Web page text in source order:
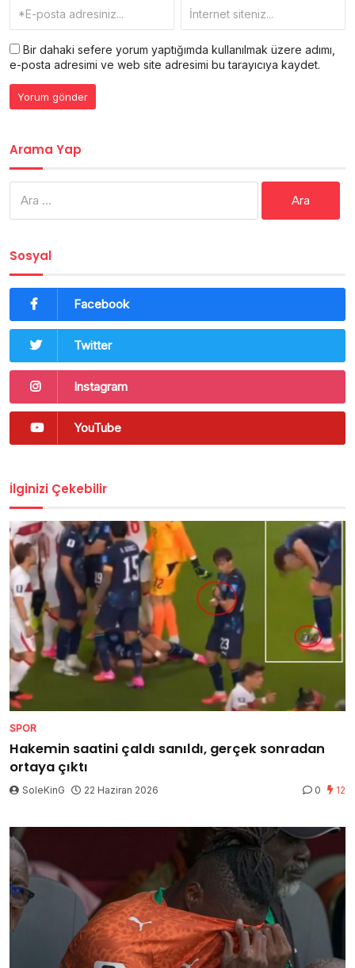
Bir dahaki sefere yorum yaptığımda kullanılmak üzere adımı,
e-posta adresimi ve web site adresimi bu tarayıcıya kaydet.
Arama Yap
Sosyal
Facebook
Twitter
Instagram
YouTube
İlginizi Çekebilir
SPOR
Hakemin saatini çaldı sanıldı, gerçek sonradan
ortaya çıktı
SoleKinG 22 Haziran 2026 0 12